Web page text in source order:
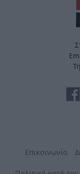
Επικοινωνία